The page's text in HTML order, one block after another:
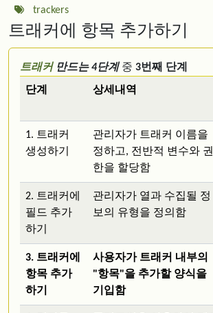
trackers
트래커에 항목 추가하기
트래커만드는 4단계중 3번째 단계
단계 상세내역
1. 트래커
생성하기
관리자가 트래커 이름을
정하고, 전반적 변수와 권
한을 할당함
2. 트래커에
필드 추가
하기
관리자가 열과 수집될 정
보의 유형을 정의함
3. 트래커에
항목 추가
하기
사용자가 트래커 내부의
"항목"을 추가할 양식을
기입함